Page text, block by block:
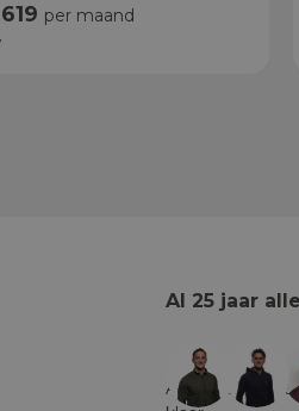
per maand
Al 25 jaar
Al ruim 25 jaar